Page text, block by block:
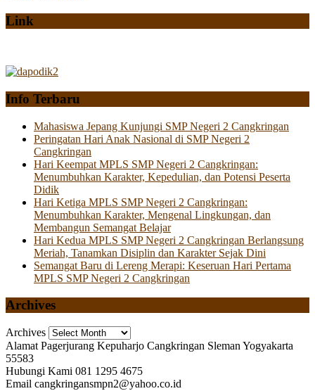
Link
Info Terbaru
Mahasiswa Jepang Kunjungi SMP Negeri 2 Cangkringan
Peringatan Hari Anak Nasional di SMP Negeri 2
Cangkringan
Hari Keempat MPLS SMP Negeri 2 Cangkringan:
Menumbuhkan Karakter, Kepedulian, dan Potensi Peserta
Didik
Hari Ketiga MPLS SMP Negeri 2 Cangkringan:
Menumbuhkan Karakter, Mengenal Lingkungan, dan
Membangun Semangat Belajar
Hari Kedua MPLS SMP Negeri 2 Cangkringan Berlangsung
Meriah, Tanamkan Disiplin dan Karakter Sejak Dini
Semangat Baru di Lereng Merapi: Keseruan Hari Pertama
MPLS SMP Negeri 2 Cangkringan
Archives
Archives
Alamat Pagerjurang Kepuharjo Cangkringan Sleman Yogyakarta
55583
Hubungi Kami 081 1295 4675
Email cangkringansmpn2@yahoo.co.id